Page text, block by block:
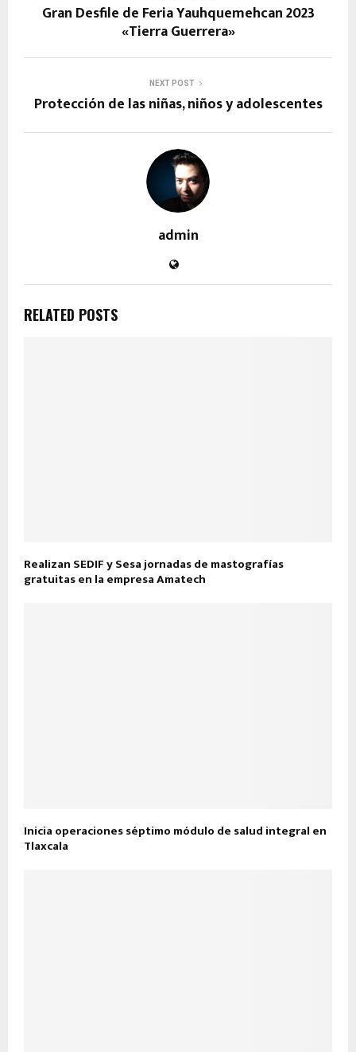
Gran Desfile de Feria Yauhquemehcan 2023
«Tierra Guerrera»
NEXT POST
Protección de las niñas, niños y adolescentes
admin
RELATED POSTS
Realizan SEDIF y Sesa jornadas de mastografías
gratuitas en la empresa Amatech
Inicia operaciones séptimo módulo de salud integral en
Tlaxcala